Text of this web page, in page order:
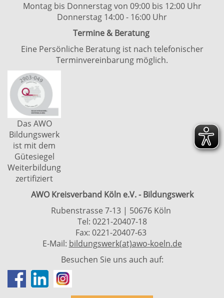
Montag bis Donnerstag von 09:00 bis 12:00 Uhr
Donnerstag 14:00 - 16:00 Uhr
Termine & Beratung
Eine Persönliche Beratung ist nach telefonischer
Terminvereinbarung möglich.
Das AWO
Bildungswerk
ist mit dem
Gütesiegel
Weiterbildung
zertifiziert
AWO Kreisverband Köln e.V. - Bildungswerk
Rubenstrasse 7-13 | 50676 Köln
Tel: 0221-20407-18
Fax: 0221-20407-63
E-Mail: bildungswerk(at)awo-koeln.de
Besuchen Sie uns auch auf: